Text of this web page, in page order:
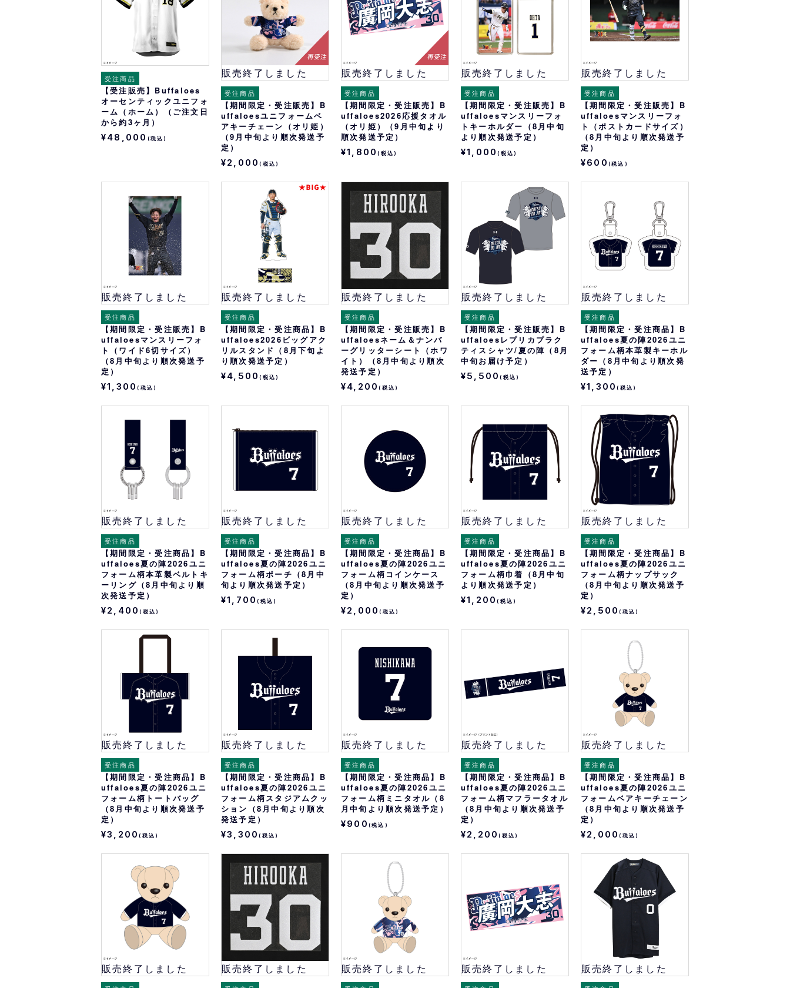
受注商品
【受注販売】Buffaloes
オーセンティックユニフォ
ーム（ホーム）（ご注文日
から約3ヶ月）
¥48,000 (税込)
販売終了しました
受注商品
【期間限定・受注販売】B
uffaloesユニフォームベ
アキーチェーン（オリ姫）
（9月中旬より順次発送予
定）
¥2,000(税込)
販売終了しました
受注商品
【期間限定・受注販売】B
uffaloes2026応援タオル
（オリ姫）（9月中旬より
順次発送予定）
¥1,800(税込)
販売終了しました
受注商品
【期間限定・受注販売】B
uffaloesマンスリーフォ
トキーホルダー（8月中旬
より順次発送予定）
¥1,000(税込)
販売終了しました
受注商品
【期間限定・受注販売】B
uffaloesマンスリーフォ
ト（ポストカードサイズ）
（8月中旬より順次発送予
定）
¥600 (税込)
販売終了しました
受注商品
【期間限定・受注販売】B
uffaloesマンスリーフォ
ト（ワイド6切サイズ）
（8月中旬より順次発送予
定）
¥1,300(税込)
販売終了しました
受注商品
【期間限定・受注商品】B
uffaloes2026ビッグアク
リルスタンド（8月下旬よ
り順次発送予定）
¥4,500(税込)
販売終了しました
受注商品
【期間限定・受注販売】B
uffaloesネーム＆ナンバ
ーグリッターシート（ホワ
イト）（8月中旬より順次
発送予定）
¥4,200(税込)
販売終了しました
受注商品
【期間限定・受注販売】B
uffaloesレプリカプラク
ティスシャツ/夏の陣（8月
中旬お届け予定）
¥5,500(税込)
販売終了しました
受注商品
【期間限定・受注商品】B
uffaloes夏の陣2026ユニ
フォーム柄本革製キーホル
ダー（8月中旬より順次発
送予定）
¥1,300(税込)
販売終了しました
受注商品
【期間限定・受注商品】B
uffaloes夏の陣2026ユニ
フォーム柄本革製ベルトキ
ーリング（8月中旬より順
次発送予定）
¥2,400(税込)
販売終了しました
受注商品
【期間限定・受注商品】B
uffaloes夏の陣2026ユニ
フォーム柄ポーチ（8月中
旬より順次発送予定）
¥1,700(税込)
販売終了しました
受注商品
【期間限定・受注商品】B
uffaloes夏の陣2026ユニ
フォーム柄コインケース
（8月中旬より順次発送予
定）
¥2,000(税込)
販売終了しました
受注商品
【期間限定・受注商品】B
uffaloes夏の陣2026ユニ
フォーム柄巾着（8月中旬
より順次発送予定）
¥1,200(税込)
販売終了しました
受注商品
【期間限定・受注商品】B
uffaloes夏の陣2026ユニ
フォーム柄ナップサック
（8月中旬より順次発送予
定）
¥2,500(税込)
販売終了しました
受注商品
【期間限定・受注商品】B
uffaloes夏の陣2026ユニ
フォーム柄トートバッグ
（8月中旬より順次発送予
定）
¥3,200(税込)
販売終了しました
受注商品
【期間限定・受注商品】B
uffaloes夏の陣2026ユニ
フォーム柄スタジアムクッ
ション（8月中旬より順次
発送予定）
¥3,300(税込)
販売終了しました
受注商品
【期間限定・受注商品】B
uffaloes夏の陣2026ユニ
フォーム柄ミニタオル（8
月中旬より順次発送予定）
¥900 (税込)
販売終了しました
受注商品
【期間限定・受注商品】B
uffaloes夏の陣2026ユニ
フォーム柄マフラータオル
（8月中旬より順次発送予
定）
¥2,200(税込)
販売終了しました
受注商品
【期間限定・受注商品】B
uffaloes夏の陣2026ユニ
フォームベアキーチェーン
（8月中旬より順次発送予
定）
¥2,000(税込)
販売終了しました 販売終了しました 販売終了しました 販売終了しました 販売終了しました